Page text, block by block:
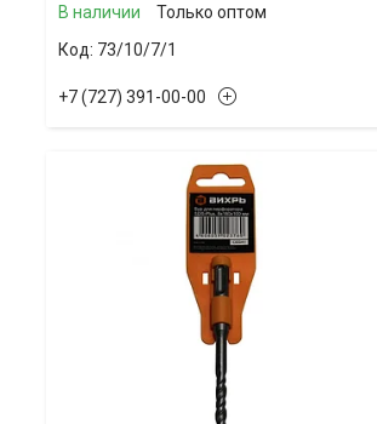
В наличии
Только оптом
73/10/7/1
+7 (727) 391-00-00